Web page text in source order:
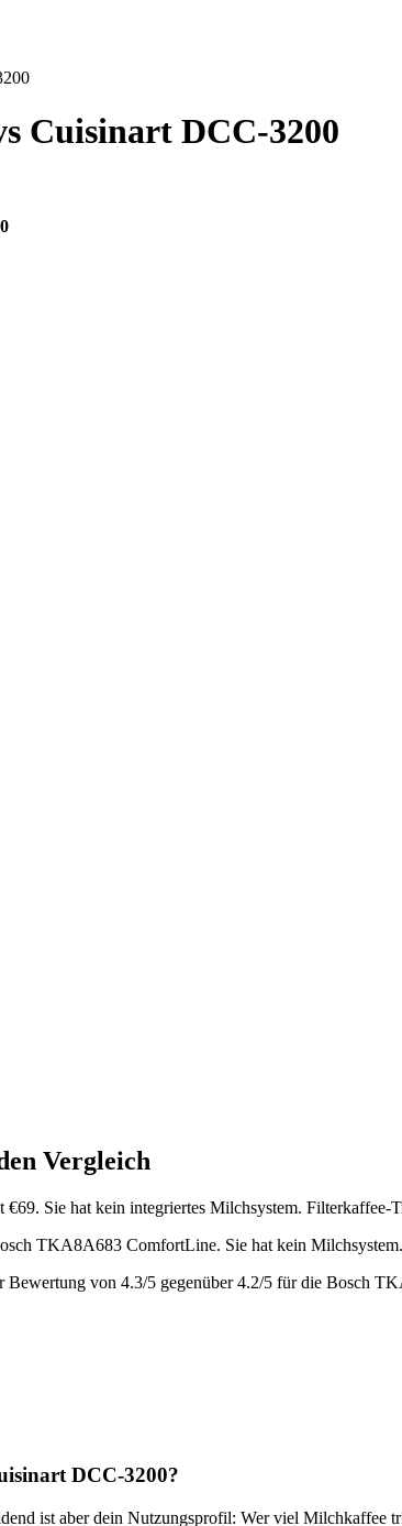
Cuisinart DCC-3200
Vergleich
€69. Sie hat kein integriertes Milchsystem. Filterkaffee-
TKA8A683 ComfortLine. Sie hat kein Milchsystem.
Bewertung von 4.3/5 gegenüber4.2/5 für die Bosch
DCC-3200?
ist aber dein Nutzungsprofil: Wer viel Milchkaffee